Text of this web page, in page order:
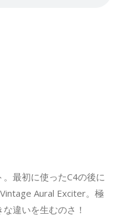
最初に使ったC4の後に
Aural Exciter。極
違いを生むのさ！